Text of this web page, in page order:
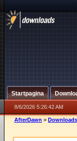
Startpagina
8/6/2026 5:26:42 AM
AfterDawn > Downloads